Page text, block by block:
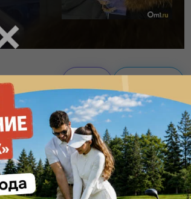
рекламы
Поделиться